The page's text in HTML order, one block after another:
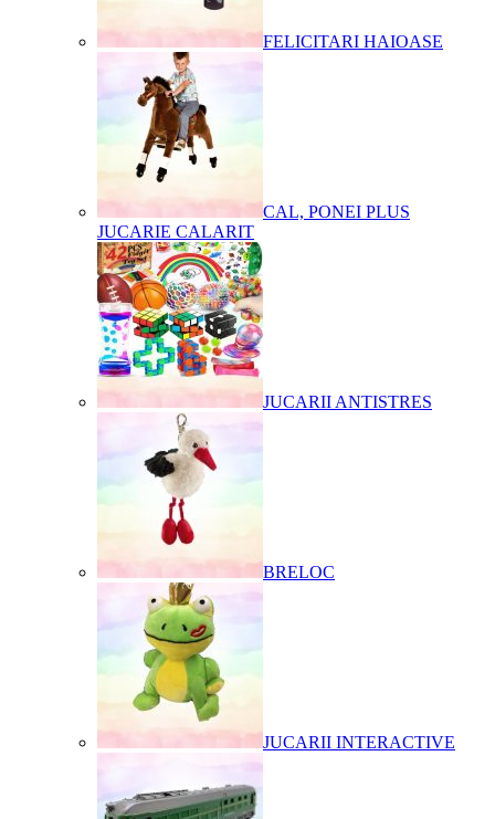
FELICITARI HAIOASE
CAL, PONEI PLUS
JUCARIE CALARIT
JUCARII ANTISTRES
BRELOC
JUCARII INTERACTIVE